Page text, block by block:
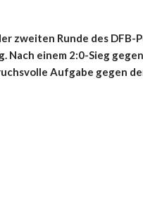
zweiten Runde des DFB-
Nach einem 2:0-Sieg
Aufgabe gegen